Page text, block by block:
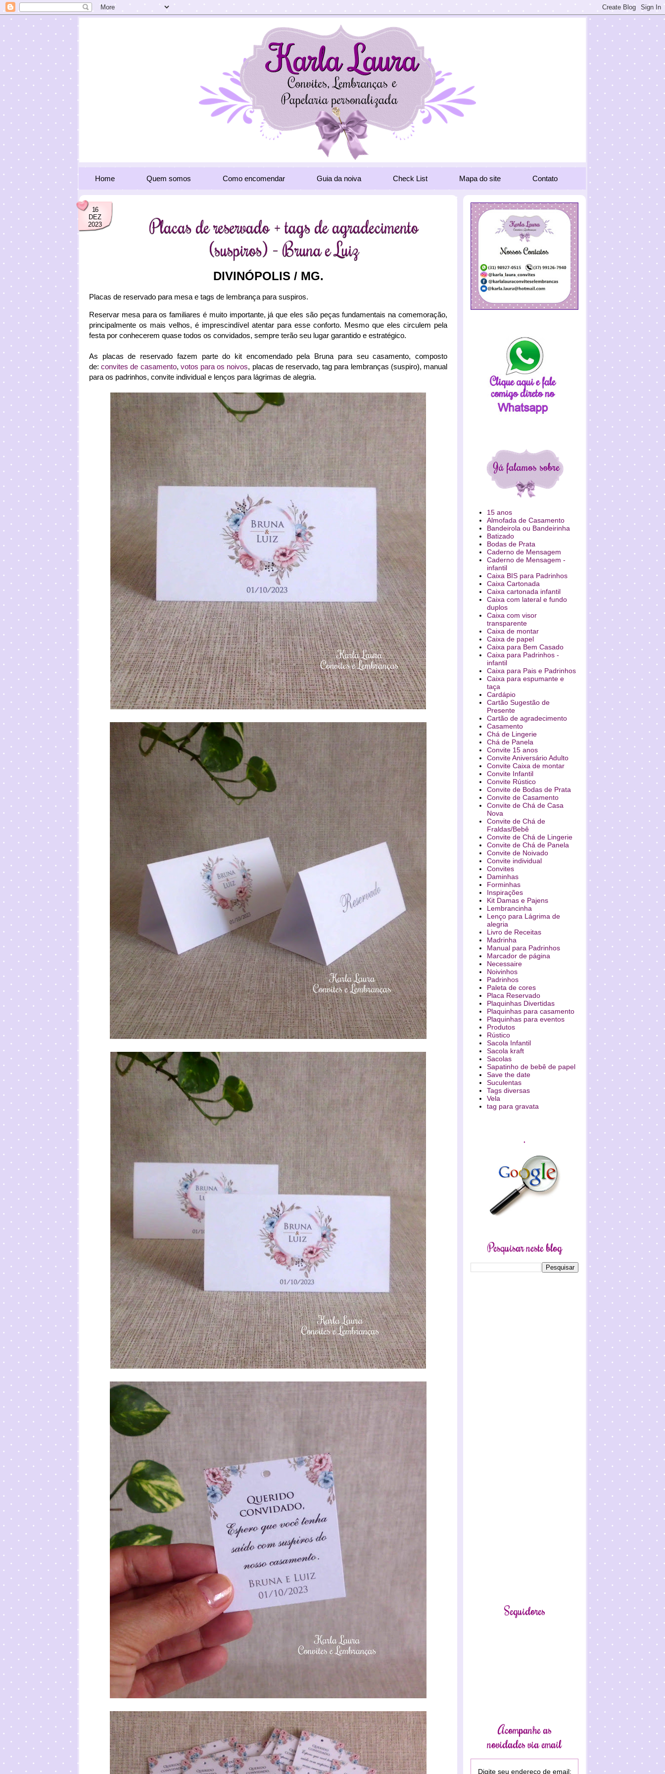
Home Quem somos Como encomendar Guia da noiva Check List Mapa do site Contato
16
DEZ
2023
Placas de reservado + tags de agradecimento
(suspiros) - Bruna e Luiz
DIVINÓPOLIS / MG.
Placas de reservado para mesa e tags de lembrança para suspiros.
Reservar mesa para os familiares é muito importante, já que eles são peças fundamentais na comemoração,
principalmente os mais velhos, é imprescindível atentar para esse conforto. Mesmo que eles circulem pela
festa por conhecerem quase todos os convidados, sempre terão seu lugar garantido e estratégico.
As placas de reservado fazem parte do kit encomendado pela Bruna para seu casamento, composto
de:convites de casamento, votos para os noivos, placas de reservado, tag para lembranças (suspiro), manual
para os padrinhos, convite individual e lenços para lágrimas de alegria.
15 anos
Almofada de Casamento
Bandeirola ou Bandeirinha
Batizado
Bodas de Prata
Caderno de Mensagem
Caderno de Mensagem -
infantil
Caixa BIS para Padrinhos
Caixa Cartonada
Caixa cartonada infantil
Caixa com lateral e fundo
duplos
Caixa com visor
transparente
Caixa de montar
Caixa de papel
Caixa para Bem Casado
Caixa para Padrinhos -
infantil
Caixa para Pais e Padrinhos
Caixa para espumante e
taça
Cardápio
Cartão Sugestão de
Presente
Cartão de agradecimento
Casamento
Chá de Lingerie
Chá de Panela
Convite 15 anos
Convite Aniversário Adulto
Convite Caixa de montar
Convite Infantil
Convite Rústico
Convite de Bodas de Prata
Convite de Casamento
Convite de Chá de Casa
Nova
Convite de Chá de
Fraldas/Bebê
Convite de Chá de Lingerie
Convite de Chá de Panela
Convite de Noivado
Convite individual
Convites
Daminhas
Forminhas
Inspirações
Kit Damas e Pajens
Lembrancinha
Lenço para Lágrima de
alegria
Livro de Receitas
Madrinha
Manual para Padrinhos
Marcador de página
Necessaire
Noivinhos
Padrinhos
Paleta de cores
Placa Reservado
Plaquinhas Divertidas
Plaquinhas para casamento
Plaquinhas para eventos
Produtos
Rústico
Sacola Infantil
Sacola kraft
Sacolas
Sapatinho de bebê de papel
Save the date
Suculentas
Tags diversas
Vela
tag para gravata
.
Pesquisar neste blog
Seguidores
Acompanhe as
novidades via email
Digite seu endereço de email: